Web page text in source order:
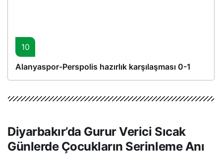
10
Alanyaspor-Perspolis hazırlık karşılaşması 0-1
Diyarbakır’da Gurur Verici Sıcak
Günlerde Çocukların Serinleme Anı